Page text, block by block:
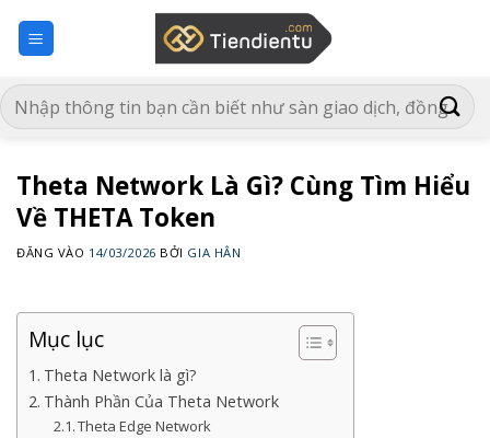
qua
dung
Theta Network Là Gì? Cùng Tìm Hiểu
Về THETA Token
ĐĂNG VÀO 14/03/2026 BỞI GIA HÂN
Mục lục
Theta Network là gì?
Thành Phần Của Theta Network
Theta Edge Network